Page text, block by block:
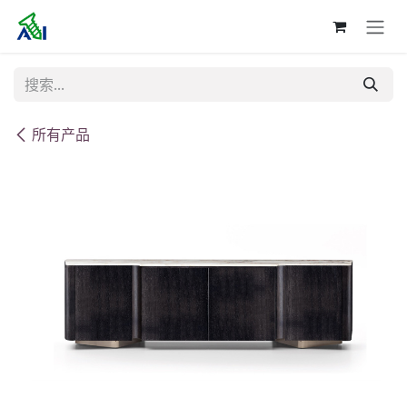
跳至内容
所有产品